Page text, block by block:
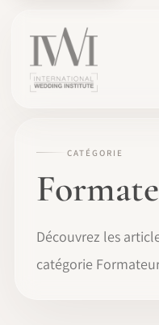
CATÉGORIE
Découvrez les
catégorie